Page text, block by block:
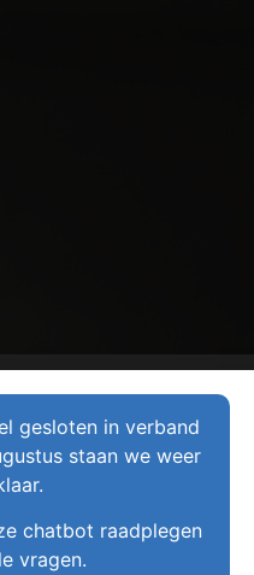
gesloten in verband
staan we weer
chatbot raadplegen
vragen.